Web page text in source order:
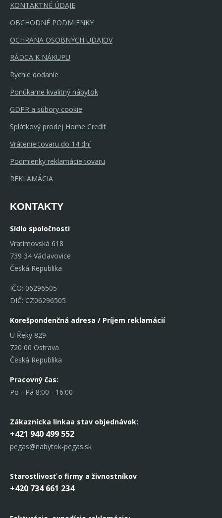
KONTAKTNÉ ÚDAJE
OBCHODNÉ PODMIENKY
OCHRANA OSOBNÝCH ÚDAJOV
RÁDCA K NÁKUPU
Rychle dodanie
Ponúkame kvalitný nábytok
GDPR a súbory cookie
Splátkový prodej Home Credit
Vrátenie tovaru do 14 dní
Podmienky reklamácie tovaru
REKLAMÁCIA
KONTAKTY
Sídlo spoločnosti
Vratimovská 618
739 34 Václavovice
Česká Republika
IČO: 06296505
DIČ: CZ06296505
Korešpondenčná adresa / Príjem reklamácií
U Řeky 829
720 00 Ostrava
Česká Republika
Pracovný čas:
Po - Pá 8:00 - 16:00
Zákaznícka linkaa stav objednávok:
+421 940 499 552
pegas@nabytok-pegas.sk
Starostlivosť o firmy a živnostníkov
+420 734 661 234